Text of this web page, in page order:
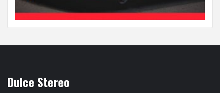
Dulce Stereo